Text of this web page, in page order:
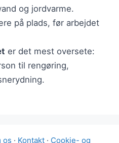
og jordvarme.
på plads, før arbejdet
er det mest oversete:
til rengøring,
os · Kontakt· Cookie- og